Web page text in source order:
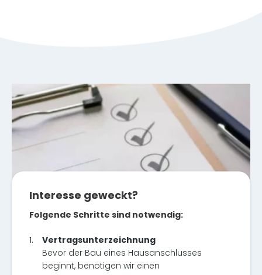
Interesse geweckt?
Folgende Schritte sind notwendig:
1.
Vertragsunterzeichnung
Bevor der Bau eines Hausanschlusses
beginnt, benötigen wir einen